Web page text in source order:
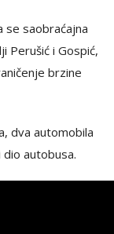
se saobraćajna
Perušić i Gospić,
brzine
dva automobila
autobusa.